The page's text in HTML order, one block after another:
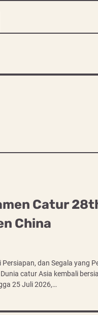
Catur
China
dan Segala yang
Dunia catur Asia kembali
25 Juli 2026,…